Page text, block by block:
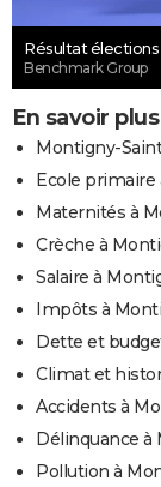
Résultat
Benchmark Group
En savoir
Montigny-
Ecole
Maternités à
Crèche à
Salaire à
Impôts à
Dette et
Climat et
Accidents à
Délinquance
Pollution à